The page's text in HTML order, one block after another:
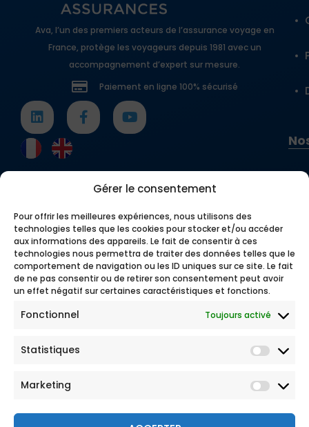
Gérer le consentement
Pour offrir les meilleures expériences, nous utilisons des
technologies telles que les cookies pour stocker et/ou accéder
aux informations des appareils. Le fait de consentir à ces
technologies nous permettra de traiter des données telles que le
comportement de navigation ou les ID uniques sur ce site. Le fait
de ne pas consentir ou de retirer son consentement peut avoir
un effet négatif sur certaines caractéristiques et fonctions.
Fonctionnel Toujours activé
Statistiques
Marketing
Ava, l’un des premiers acteurs de l’assurance voyage en
France, protège les voyageurs depuis 1981 avec un
accompagnement d’expert sur mesure.
Paiement en ligne 100% sécurisé